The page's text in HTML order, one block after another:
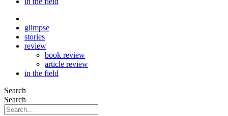
glimpse
stories
review
book review
article review
in the field
Search
Search